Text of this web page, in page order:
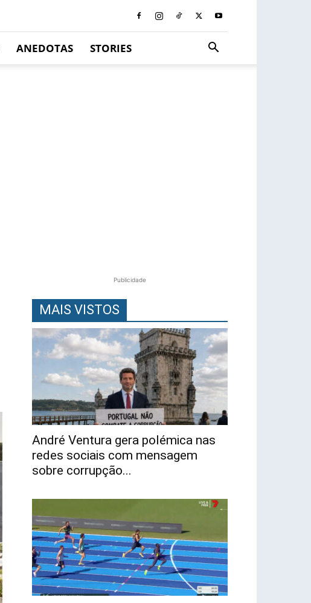
ANEDOTAS STORIES
Publicidade
MAIS VISTOS
André Ventura gera polémica nas
redes sociais com mensagem
sobre corrupção...